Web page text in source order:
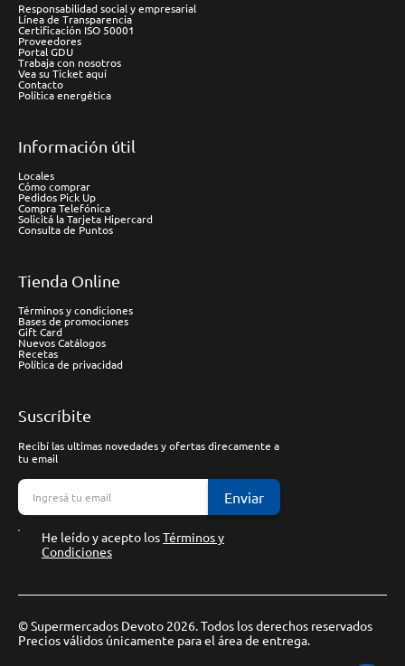
Responsabilidad social y empresarial
Línea de Transparencia
Certificación ISO 50001
Proveedores
Portal GDU
Trabaja con nosotros
Vea su Ticket aquí
Contacto
Política energética
Información útil
Locales
Cómo comprar
Pedidos Pick Up
Compra Telefónica
Solicitá la Tarjeta Hipercard
Consulta de Puntos
Tienda Online
Términos y condiciones
Bases de promociones
Gift Card
Nuevos Catálogos
Recetas
Política de privacidad
Suscríbite
Recibí las ultimas novedades y ofertas direcamente a
tu email
Enviar
He leído y acepto losTérminos y
Condiciones
© Supermercados Devoto 2026. Todos los derechos reservados
Precios válidos únicamente para el área de entrega.